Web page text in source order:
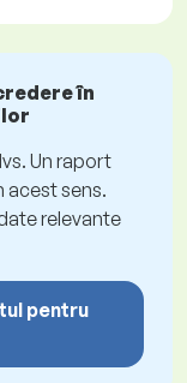
în
Un raport
acest sens.
relevante
pentru